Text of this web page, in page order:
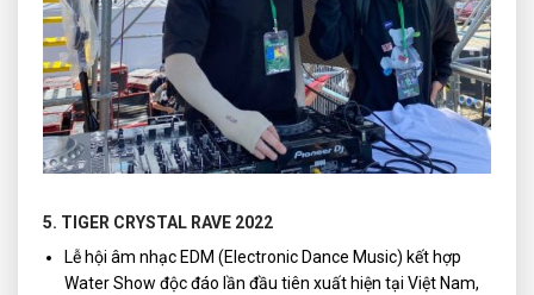
5. TIGER CRYSTAL RAVE 2022
Lễ hội âm nhạc EDM (Electronic Dance Music) kết hợp
Water Show độc đáo lần đầu tiên xuất hiện tại Việt Nam,